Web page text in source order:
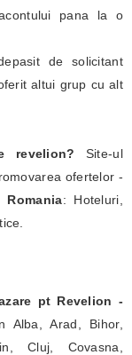
pana la o
de solicitant
altui grup cu alt
revelion? Site-ul
ofertelor -
Romania: Hoteluri,
pt Revelion -
Alba, Arad, Bihor,
Cluj, Covasna,